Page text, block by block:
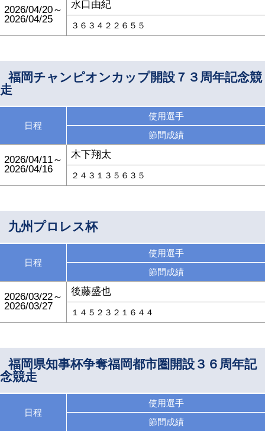
2026/04/20～
2026/04/25
水口由紀
３６３４２２６５５
福岡チャンピオンカップ開設７３周年記念競
走
日程
使用選手
節間成績
2026/04/11～
2026/04/16
木下翔太
２４３１３５６３５
九州プロレス杯
日程
使用選手
節間成績
2026/03/22～
2026/03/27
後藤盛也
１４５２３２１６４４
福岡県知事杯争奪福岡都市圏開設３６周年記
念競走
日程
使用選手
節間成績